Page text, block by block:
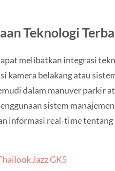
Teknologi
melibatkan integrasi
kamera belakang atau
dalam manuver parkir
sistem
informasi real-time tentang
Jazz GK5